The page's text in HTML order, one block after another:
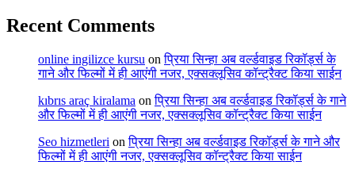
Recent Comments
online ingilizce kursu onप्रिया सिन्हा अब वर्ल्डवाइड रिकॉर्ड्स के
गाने और फिल्मों में ही आएंगी नजर, एक्सक्लूसिव कॉन्ट्रैक्ट किया साईन
kıbrıs araç kiralama onप्रिया सिन्हा अब वर्ल्डवाइड रिकॉर्ड्स के गाने
और फिल्मों में ही आएंगी नजर, एक्सक्लूसिव कॉन्ट्रैक्ट किया साईन
Seo hizmetleri onप्रिया सिन्हा अब वर्ल्डवाइड रिकॉर्ड्स के गाने और
फिल्मों में ही आएंगी नजर, एक्सक्लूसिव कॉन्ट्रैक्ट किया साईन